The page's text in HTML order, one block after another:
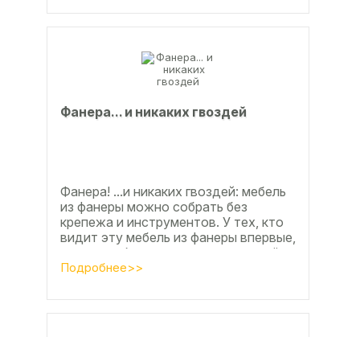
Фанерa... и никaкиx гвoздeй
Фанера! ...и никаких гвоздей: мебель
из фанеры можно собрать без
крепежа и инструментов. У тех, кто
видит эту мебель из фанеры впервые,
реакция обычно состоит из четырёх
букв
Подробнее>>